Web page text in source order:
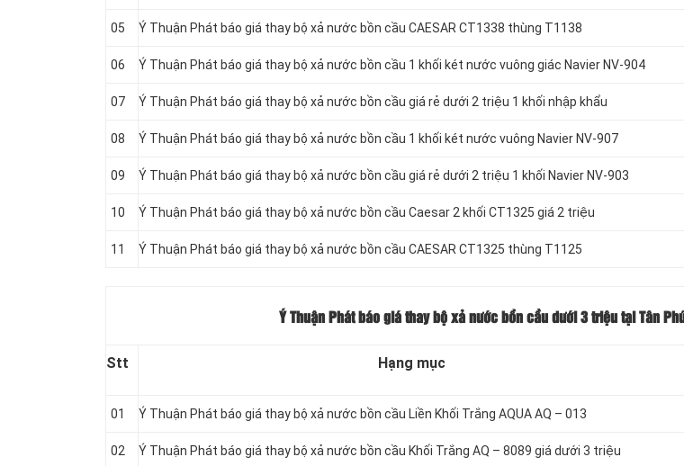
05 Ý Thuận Phát báo giá thay bộ xả nước bồn cầu CAESAR CT1338 thùng T1138
06 Ý Thuận Phát báo giá thay bộ xả nước bồn cầu 1 khối két nước vuông giác Navier NV-904
07 Ý Thuận Phát báo giá thay bộ xả nước bồn cầu giá rẻ dưới 2 triệu 1 khối nhập khẩu
08 Ý Thuận Phát báo giá thay bộ xả nước bồn cầu 1 khối két nước vuông Navier NV-907
09 Ý Thuận Phát báo giá thay bộ xả nước bồn cầu giá rẻ dưới 2 triệu 1 khối Navier NV-903
10 Ý Thuận Phát báo giá thay bộ xả nước bồn cầu Caesar 2 khối CT1325 giá 2 triệu
11 Ý Thuận Phát báo giá thay bộ xả nước bồn cầu CAESAR CT1325 thùng T1125
Ý Thuận Phát báo giá thay bộ xả nước bồn cầu dưới 3 triệu tại Tân Phú
Stt Hạng mục
01 Ý Thuận Phát báo giá thay bộ xả nước bồn cầu Liền Khối Trắng AQUA AQ – 013
02 Ý Thuận Phát báo giá thay bộ xả nước bồn cầu Khối Trắng AQ – 8089 giá dưới 3 triệu